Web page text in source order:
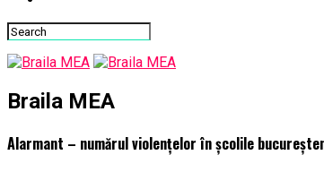
Braila MEA
Alarmant – numărul violenţelor în şcolile